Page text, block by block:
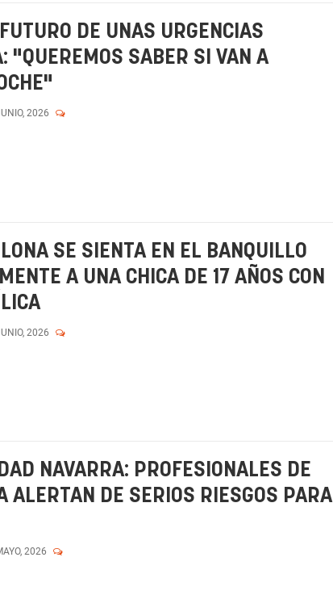
DE UNAS URGENCIAS
"QUEREMOS SABER SI VAN A
2026
SE SIENTA EN EL BANQUILLO
A UNA CHICA DE 17 AÑOS CON
2026
NAVARRA: PROFESIONALES DE
ALERTAN DE SERIOS RIESGOS PARA
2026